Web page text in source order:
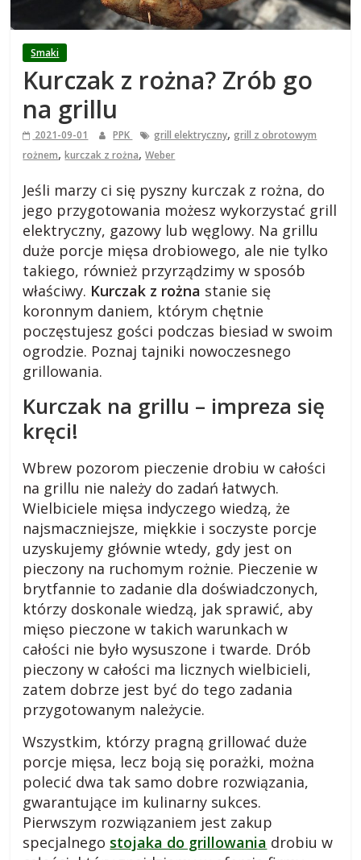
e
s
k
b
o
g
m
e
s
k
b
Smaki
Kurczak z rożna? Zrób go
na grillu
2021-09-01 PPK grill elektryczny,grill z obrotowym
rożnem,kurczak z rożna,Weber
Jeśli marzy ci się pyszny kurczak z rożna, do
jego przygotowania możesz wykorzystać grill
elektryczny, gazowy lub węglowy. Na grillu
duże porcje mięsa drobiowego, ale nie tylko
takiego, również przyrządzimy w sposób
właściwy. Kurczak z rożna stanie się
koronnym daniem, którym chętnie
poczęstujesz gości podczas biesiad w swoim
ogrodzie. Poznaj tajniki nowoczesnego
grillowania.
Kurczak na grillu – impreza się
kręci!
Wbrew pozorom pieczenie drobiu w całości
na grillu nie należy do zadań łatwych.
Wielbiciele mięsa indyczego wiedzą, że
najsmaczniejsze, miękkie i soczyste porcje
uzyskujemy głównie wtedy, gdy jest on
pieczony na ruchomym rożnie. Pieczenie w
brytfannie to zadanie dla doświadczonych,
którzy doskonale wiedzą, jak sprawić, aby
mięso pieczone w takich warunkach w
całości nie było wysuszone i twarde. Drób
pieczony w całości ma licznych wielbicieli,
zatem dobrze jest być do tego zadania
przygotowanym należycie.
Wszystkim, którzy pragną grillować duże
porcje mięsa, lecz boją się porażki, można
polecić dwa tak samo dobre rozwiązania,
gwarantujące im kulinarny sukces.
Pierwszym rozwiązaniem jest zakup
specjalnego stojaka do grillowania drobiu w